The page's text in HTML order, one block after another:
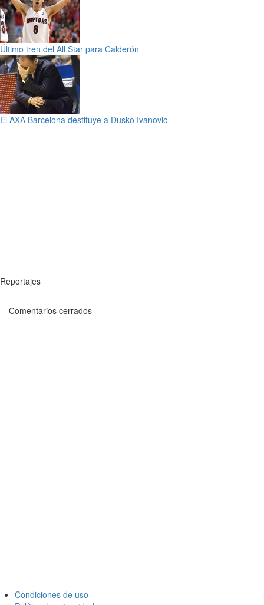
Último tren del All Star para Calderón
El AXA Barcelona destituye a Dusko Ivanovic
Reportajes
Comentarios cerrados
Condiciones de uso